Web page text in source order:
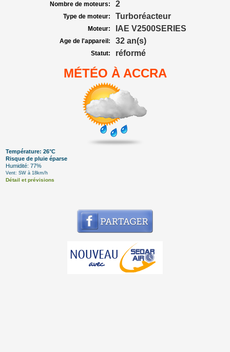
Nombre de moteurs: 2
Type de moteur: Turboréacteur
Moteur: IAE V2500SERIES
Age de l'appareil: 32 an(s)
Statut: réformé
MÉTÉO À ACCRA
Température: 26°C
Risque de pluie éparse
Humidité: 77%
Vent: SW à 18km/h
Détail et prévisions